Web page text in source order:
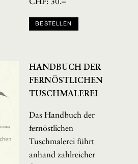
CHF: 30.–
BESTELLEN
HANDBUCH DER
FERNÖSTLICHEN
TUSCHMALEREI
Das Handbuch der
fernöstlichen
Tuschmalerei führt
anhand zahlreicher